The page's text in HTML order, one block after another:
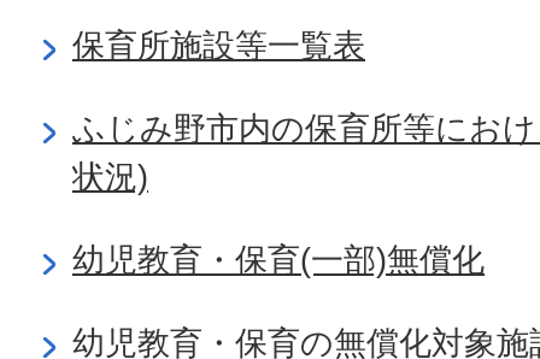
保育所施設等一覧表
ふじみ野市内の保育所等にお
状況)
幼児教育・保育(一部)無償化
幼児教育・保育の無償化対象施